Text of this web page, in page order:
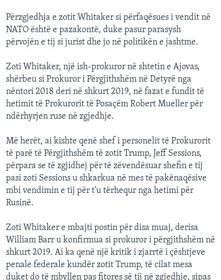
Përzgjedhja e zotit Whitaker si përfaqësues i vendit në
NATO është e pazakontë, duke pasur parasysh
përvojën e tij si jurist dhe jo në politikën e jashtme.
Zoti Whitaker, një ish-prokuror në shtetin e Ajovas,
shërbeu si Prokuror i Përgjithshëm në Detyrë nga
nëntori 2018 deri në shkurt 2019, në fazat e fundit të
hetimit të Prokurorit të Posaçëm Robert Mueller për
ndërhyrjen ruse në zgjedhje.
Më herët, ai kishte qenë shef i personelit të Prokurorit
të parë të Përgjithshëm të zotit Trump, Jeff Sessions,
përpara se të zgjidhej për të zëvendësuar shefin e tij
pasi zoti Sessions u shkarkua në mes të pakënaqësive
mbi vendimin e tij për t'u tërhequr nga hetimi për
Rusinë.
Zoti Whitaker e mbajti postin për disa muaj, derisa
William Barr u konfirmua si prokuror i përgjithshëm në
shkurt 2019. Ai ka qenë një kritik i zjarrtë i çështjeve
penale federale kundër zotit Trump, të cilat mesa
duket do të mbyllen pas fitores së tij në zgjedhje, sipas